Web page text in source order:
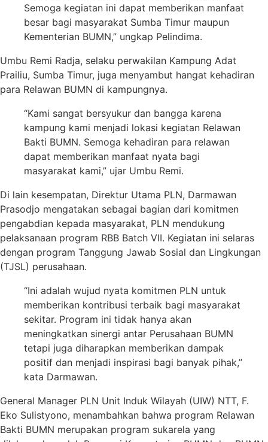
Semoga kegiatan ini dapat memberikan manfaat
besar bagi masyarakat Sumba Timur maupun
Kementerian BUMN,” ungkap Pelindima.
Umbu Remi Radja, selaku perwakilan Kampung Adat
Prailiu, Sumba Timur, juga menyambut hangat kehadiran
para Relawan BUMN di kampungnya.
“Kami sangat bersyukur dan bangga karena
kampung kami menjadi lokasi kegiatan Relawan
Bakti BUMN. Semoga kehadiran para relawan
dapat memberikan manfaat nyata bagi
masyarakat kami,” ujar Umbu Remi.
Di lain kesempatan, Direktur Utama PLN, Darmawan
Prasodjo mengatakan sebagai bagian dari komitmen
pengabdian kepada masyarakat, PLN mendukung
pelaksanaan program RBB Batch VII. Kegiatan ini selaras
dengan program Tanggung Jawab Sosial dan Lingkungan
(TJSL) perusahaan.
“Ini adalah wujud nyata komitmen PLN untuk
memberikan kontribusi terbaik bagi masyarakat
sekitar. Program ini tidak hanya akan
meningkatkan sinergi antar Perusahaan BUMN
tetapi juga diharapkan memberikan dampak
positif dan menjadi inspirasi bagi banyak pihak,”
kata Darmawan.
General Manager PLN Unit Induk Wilayah (UIW) NTT, F.
Eko Sulistyono, menambahkan bahwa program Relawan
Bakti BUMN merupakan program sukarela yang